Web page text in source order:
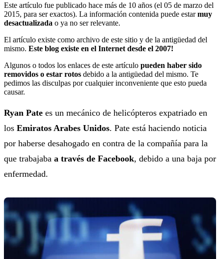
Este artículo fue publicado hace más de 10 años (el 05 de marzo del
2015, para ser exactos). La información contenida puede estarmuy
desactualizada o ya no ser relevante.
El artículo existe como archivo de este sitio y de la antigüedad del
mismo. Este blog existe en el Internet desde el 2007!
Algunos o todos los enlaces de este artículo pueden haber sido
removidos o estar rotos debido a la antigüedad del mismo. Te
pedimos las disculpas por cualquier inconveniente que esto pueda
causar.
Ryan Pate es un mecánico de helicópteros expatriado en
los Emiratos Arabes Unidos. Pate está haciendo noticia
por haberse desahogado en contra de la compañía para la
que trabajaba a través de Facebook, debido a una baja por
enfermedad.